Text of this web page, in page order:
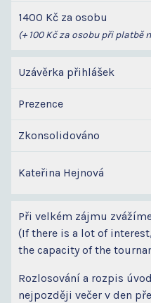
1400 Kč za osobu
(+ 100 Kč za osobu při platbě
Uzávěrka přihlášek
Prezence
Zkonsolidováno
Kateřina Hejnová
Při velkém zájmu
(If there is a lot of
the capacity of the
Rozlosování a rozpis
nejpozději večer v den